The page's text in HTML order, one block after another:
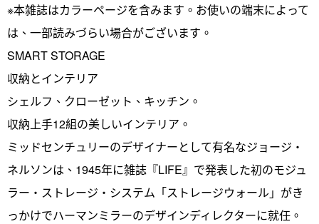
※本雑誌はカラーページを含みます。お使いの端末によって
は、一部読みづらい場合がございます。
SMART STORAGE
収納とインテリア
シェルフ、クローゼット、キッチン。
収納上手12組の美しいインテリア。
ミッドセンチュリーのデザイナーとして有名なジョージ・
ネルソンは、1945年に雑誌『LIFE』で発表した初のモジュ
ラー・ストレージ・システム「ストレージウォール」がき
っかけでハーマンミラーのデザインディレクターに就任。